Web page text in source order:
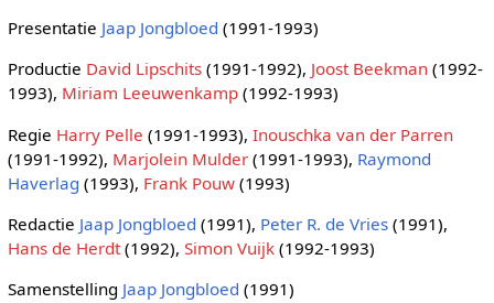
Presentatie Jaap Jongbloed (1991-1993)
Productie David Lipschits(1991-1992), Joost Beekman(1992-
1993), Miriam Leeuwenkamp(1992-1993)
Regie Harry Pelle (1991-1993), Inouschka van der Parren
(1991-1992), Marjolein Mulder(1991-1993), Raymond
Haverlag (1993), Frank Pouw(1993)
Redactie Jaap Jongbloed (1991), Peter R. de Vries(1991),
Hans de Herdt(1992), Simon Vuijk(1992-1993)
Samenstelling Jaap Jongbloed (1991)